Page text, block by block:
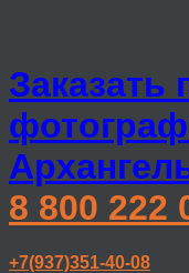
Заказать
8 800 222
+7(937)351-40-08